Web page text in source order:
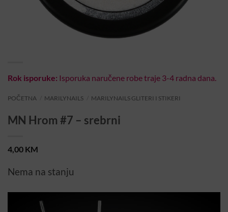
Rok isporuke: Isporuka naručene robe traje 3-4 radna dana.
POČETNA MARILYNAILS MARILYNAILS GLITERI I STIKERI
MN Hrom #7 – srebrni
4,00 KM
Nema na stanju